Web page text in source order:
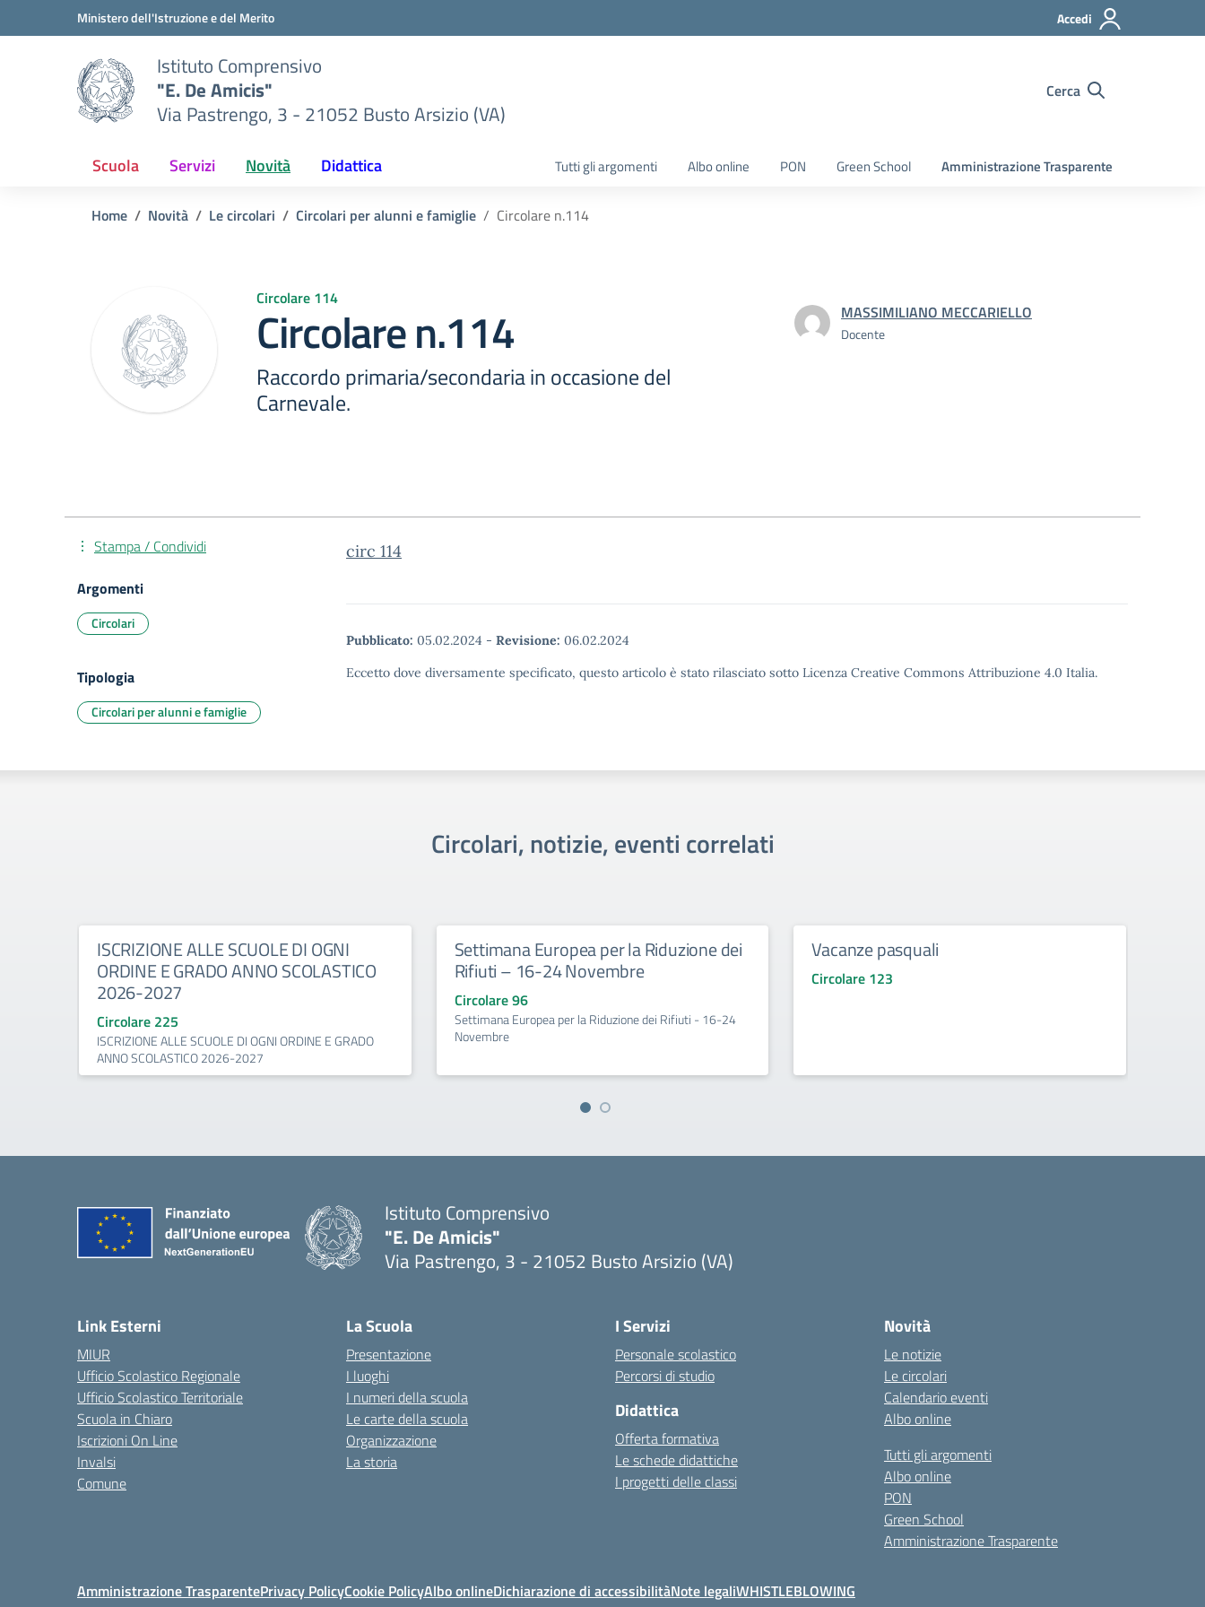
Vai ai contenuti
Vai al menu di navigazioneMinistero dell'Istruzione e del Merito Accedi
Istituto Comprensivo
"E. De Amicis"
Via Pastrengo, 3 - 21052 Busto Arsizio (VA)
Cerca
Scuola Servizi Novità Didattica Tutti gli argomenti Albo online PON Green School Amministrazione Trasparente
Home Novità Le circolari Circolari per alunni e famiglie Circolare n.114
Circolare 114
Circolare n.114
Raccordo primaria/secondaria in occasione del
Carnevale.
MASSIMILIANO MECCARIELLO
Docente
circ 114
Pubblicato: 05.02.2024 - Revisione: 06.02.2024
Eccetto dove diversamente specificato, questo articolo è stato rilasciato sotto Licenza Creative Commons Attribuzione 4.0 Italia.
Stampa / Condividi
Argomenti
Circolari
Tipologia
Circolari per alunni e famiglie
Circolari, notizie, eventi correlati
ISCRIZIONE ALLE SCUOLE DI OGNI
ORDINE E GRADO ANNO SCOLASTICO
2026-2027
Circolare 225
ISCRIZIONE ALLE SCUOLE DI OGNI ORDINE E GRADO
ANNO SCOLASTICO 2026-2027
Settimana Europea per la Riduzione dei
Rifiuti – 16-24 Novembre
Circolare 96
Settimana Europea per la Riduzione dei Rifiuti - 16-24
Novembre
Vacanze pasquali
Circolare 123
Istituto Comprensivo
"E. De Amicis"
Via Pastrengo, 3 - 21052 Busto Arsizio (VA)
Link Esterni
MIUR
Ufficio Scolastico Regionale
Ufficio Scolastico Territoriale
Scuola in Chiaro
Iscrizioni On Line
Invalsi
Comune
La Scuola
Presentazione
I luoghi
I numeri della scuola
Le carte della scuola
Organizzazione
La storia
I Servizi
Personale scolastico
Percorsi di studio
Didattica
Offerta formativa
Le schede didattiche
I progetti delle classi
Novità
Le notizie
Le circolari
Calendario eventi
Albo online
Tutti gli argomenti
Albo online
PON
Green School
Amministrazione Trasparente
Amministrazione TrasparentePrivacy PolicyCookie PolicyAlbo onlineDichiarazione di accessibilitàNote legaliWHISTLEBLOWING